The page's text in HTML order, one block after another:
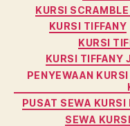
KURSI
KURSI TIFFANY
KURSI
KURSI TIFFANY
PENYEWAAN
PUSAT SEWA
SEWA KURSI